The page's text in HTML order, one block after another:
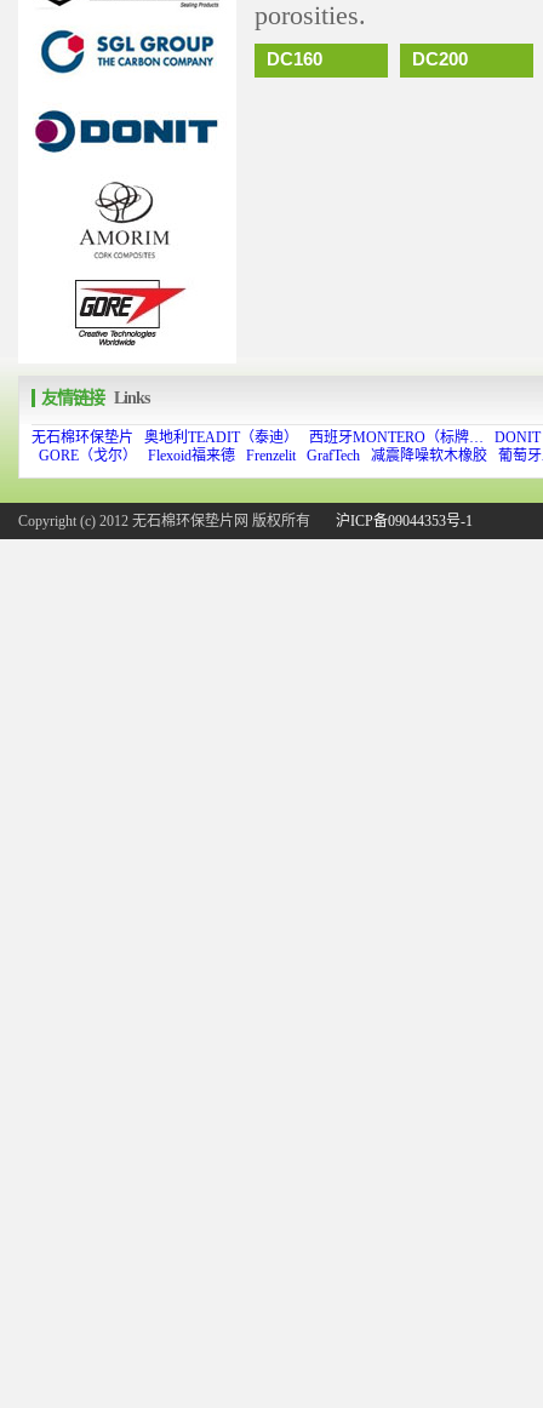
porosities.
DC160 DC200
友情链接 Links
无石棉环保垫片 奥地利TEADIT（泰迪） 西班牙MONTERO（标牌…
GORE（戈尔）
Flexoid福来德 Frenzelit GrafTech 减震降噪软木橡胶 葡萄
Copyright (c) 2012 无石棉环保垫片网 版权所有 沪ICP备09044353号-1